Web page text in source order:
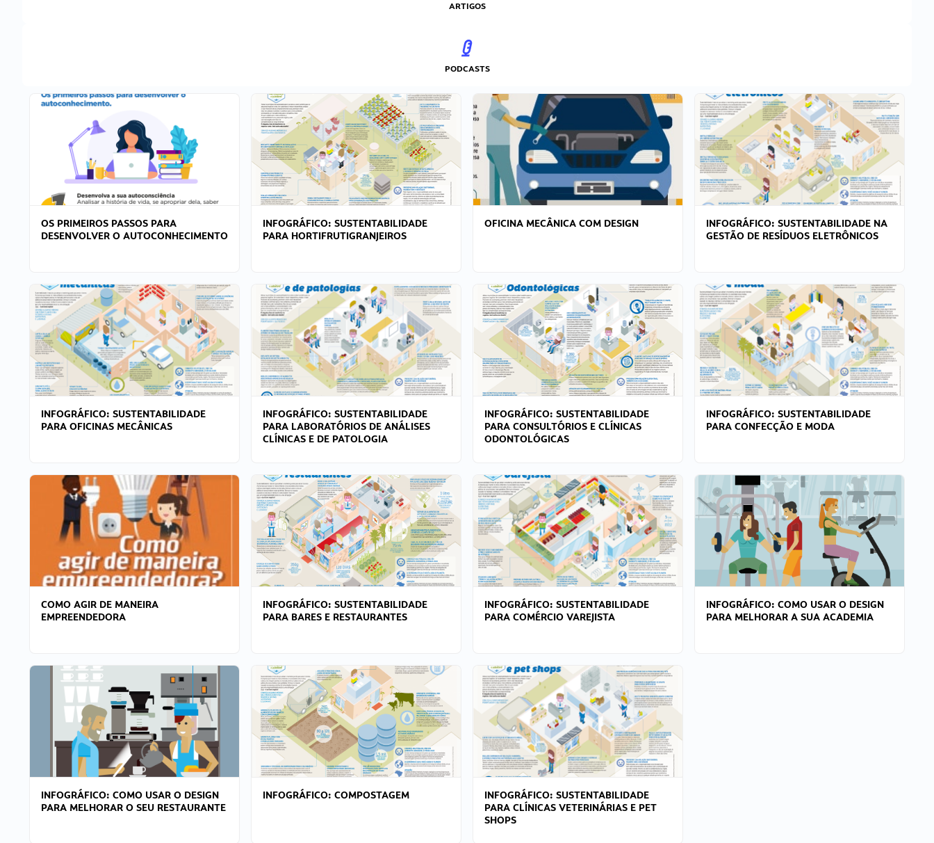
ARTIGOS
PODCASTS
OS PRIMEIROS PASSOS PARA
DESENVOLVER O AUTOCONHECIMENTO
INFOGRÁFICO: SUSTENTABILIDADE
PARA HORTIFRUTIGRANJEIROS
OFICINA MECÂNICA COM DESIGN
INFOGRÁFICO: SUSTENTABILIDADE NA
GESTÃO DE RESÍDUOS ELETRÔNICOS
INFOGRÁFICO: SUSTENTABILIDADE
PARA OFICINAS MECÂNICAS
INFOGRÁFICO: SUSTENTABILIDADE
PARA LABORATÓRIOS DE ANÁLISES
CLÍNICAS E DE PATOLOGIA
INFOGRÁFICO: SUSTENTABILIDADE
PARA CONSULTÓRIOS E CLÍNICAS
ODONTOLÓGICAS
INFOGRÁFICO: SUSTENTABILIDADE
PARA CONFECÇÃO E MODA
COMO AGIR DE MANEIRA
EMPREENDEDORA
INFOGRÁFICO: SUSTENTABILIDADE
PARA BARES E RESTAURANTES
INFOGRÁFICO: SUSTENTABILIDADE
PARA COMÉRCIO VAREJISTA
INFOGRÁFICO: COMO USAR O DESIGN
PARA MELHORAR A SUA ACADEMIA
INFOGRÁFICO: COMO USAR O DESIGN
PARA MELHORAR O SEU RESTAURANTE
INFOGRÁFICO: COMPOSTAGEM
INFOGRÁFICO: SUSTENTABILIDADE
PARA CLÍNICAS VETERINÁRIAS E PET
SHOPS